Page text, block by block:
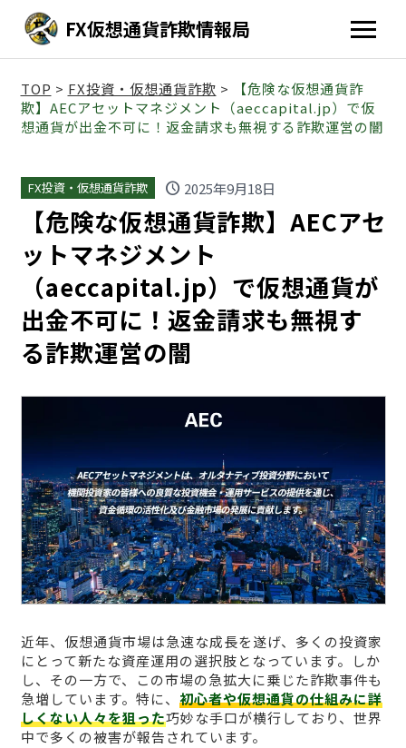
FX仮想通貨詐欺情報局
TOP > FX投資・仮想通貨詐欺 >
【危険な仮想通貨詐
欺】AECアセットマネジメント（aeccapital.jp）で仮
想通貨が出金不可に！返金請求も無視する詐欺運営の闇
FX投資・仮想通貨詐欺 schedule 2025年9月18日
【危険な仮想通貨詐欺】AECアセ
ットマネジメント
（aeccapital.jp）で仮想通貨が
出金不可に！返金請求も無視す
る詐欺運営の闇
近年、仮想通貨市場は急速な成長を遂げ、多くの投資家
にとって新たな資産運用の選択肢となっています。しか
し、その一方で、この市場の急拡大に乗じた詐欺事件も
急増しています。特に、 初心者や仮想通貨の仕組みに詳
しくない人々を狙った巧妙な手口が横行しており、世界
中で多くの被害が報告されています。